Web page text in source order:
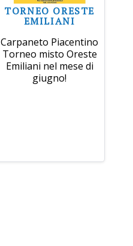
TORNEO ORESTE
EMILIANI
Carpaneto Piacentino
Torneo misto Oreste
Emiliani nel mese di
giugno!